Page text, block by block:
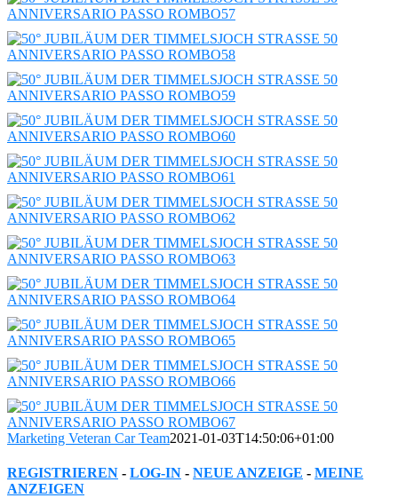
Marketing Veteran Car Team2021-01-03T14:50:06+01:00
REGISTRIEREN - LOG-IN - NEUE ANZEIGE - MEINE
ANZEIGEN